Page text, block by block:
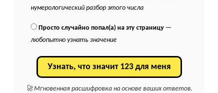
нумерологический разбор этого числа
Просто случайно попал(а) на эту страницу —
любопытно узнать значение
Узнать, что значит 123 для меня
🚀 Мгновенная расшифровка на основе ваших ответов.